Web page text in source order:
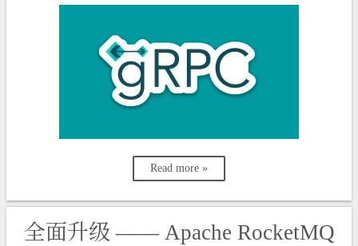
Read more »
全面升级 —— Apache RocketMQ